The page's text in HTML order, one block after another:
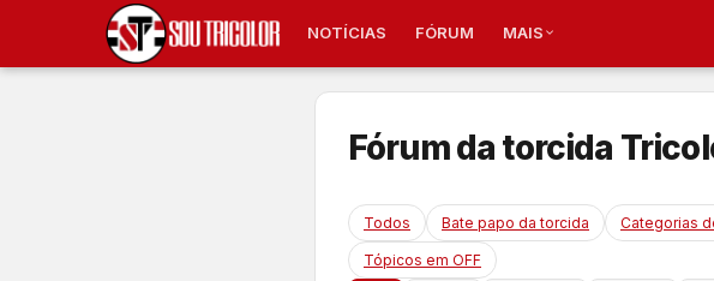
NOTÍCIAS FÓRUM MAIS
Fórum da torcida
Todos Bate papo da torcida Categorias
Tópicos em OFF